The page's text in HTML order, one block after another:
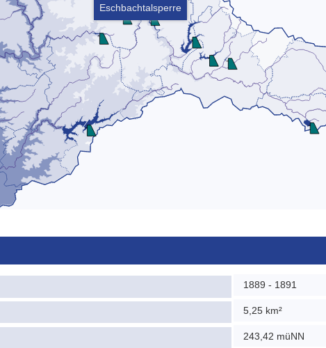
1889 - 1891
5,25 km²
243,42 müNN
Eschbachtalsperre